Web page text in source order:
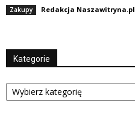
Zakupy Redakcja Naszawitryna.pl
Kategorie
Kategorie